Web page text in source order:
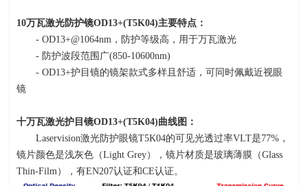
10万瓦激光防护镜OD13+(T5K04)主要特点：
- OD13+@1064nm，防护等级高，用于万瓦激光
- 防护波段范围广(850-10600nm)
- OD13+护目镜的镜架款式多样且舒适，可同时佩戴近视眼
镜
十万瓦激光护目镜OD13+(T5K04)曲线图：
Laservision激光防护眼镜T5K04的可见光透过率VLT是77% ，
镜片颜色是浅灰色（Light Grey），镜片材质是玻璃薄膜（Glass
Thin-Film），有EN207认证和CE认证。